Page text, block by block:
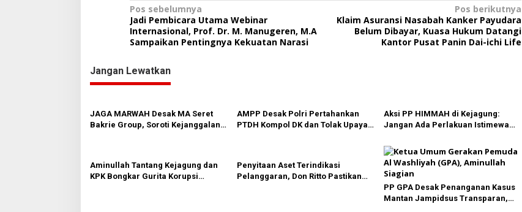
a
m
a
h
B
e
w
a
n
N
a
v
g
s
i
o
s
Pos sebelumnya
Jadi Pembicara Utama Webinar
Internasional, Prof. Dr. M. Manugeren, M.A
Sampaikan Pentingnya Kekuatan Narasi
Pos berikutnya
Klaim Asuransi Nasabah Kanker Payudara
Belum Dibayar, Kuasa Hukum Datangi
Kantor Pusat Panin Dai-ichi Life
Jangan Lewatkan
JAGA MARWAH Desak MA Seret
Bakrie Group, Soroti Kejanggalan
AMPP Desak Polri Pertahankan
PTDH Kompol DK dan Tolak Upaya
Aksi PP HIMMAH di Kejagung:
Jangan Ada Perlakuan Istimewa
Aminullah Tantang Kejagung dan
KPK Bongkar Gurita Korupsi
Penyitaan Aset Terindikasi
Pelanggaran, Don Ritto Pastikan
PP GPA Desak Penanganan Kasus
Mantan Jampidsus Transparan,